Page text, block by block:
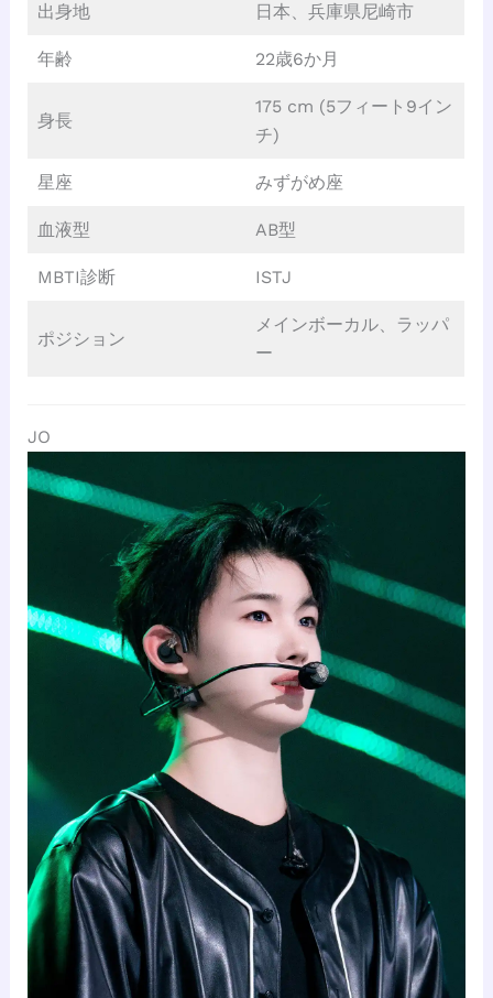
出身地 日本、兵庫県尼崎市
年齢 22歳6か月
身長
175 cm (5フィート9イン
チ)
星座 みずがめ座
血液型 AB型
MBTI診断 ISTJ
ポジション
メインボーカル、ラッパ
ー
JO